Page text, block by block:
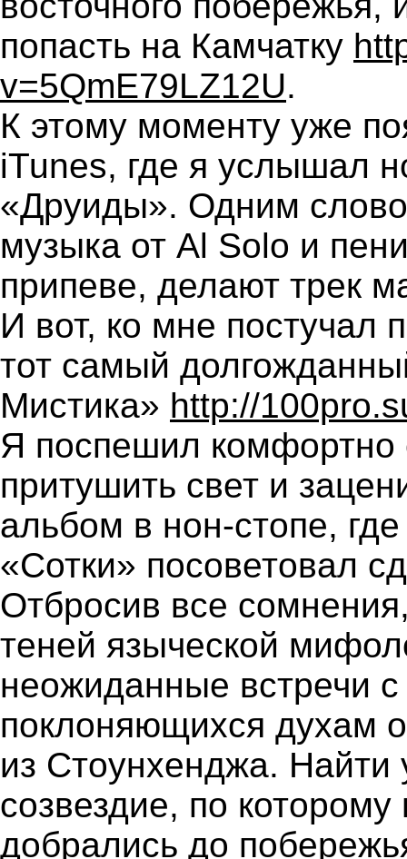
попасть на Камчатку
v=5QmE79LZ12U.
К этому моменту уже
iTunes, где я услышал
«Друиды». Одним
музыка от Al Solo и
припеве, делают трек
И вот, ко мне постучал
тот самый
Мистика» http://
Я поспешил комфортно
притушить свет и
альбом в нон-стопе,
«Сотки» посоветовал
Отбросив все
теней языческой
неожиданные встречи
поклоняющихся духам
из Стоунхенджа. Найти
созвездие, по
добрались до